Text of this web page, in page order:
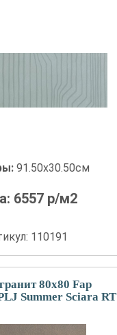
91.50x30.50см
6557 р/м2
110191
80x80 Fap
Summer Sciara RT